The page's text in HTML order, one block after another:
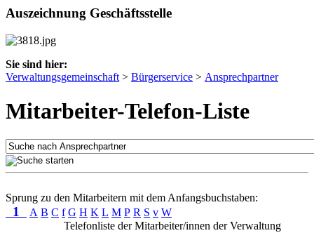
Auszeichnung Geschäftsstelle
Sie sind hier:
Verwaltungsgemeinschaft > Bürgerservice > Ansprechpartner
Mitarbeiter-Telefon-Liste
Sprung zu den Mitarbeitern mit dem Anfangsbuchstaben:
1 A B C f G H K L M P R S v W
Telefonliste der Mitarbeiter/innen der Verwaltung